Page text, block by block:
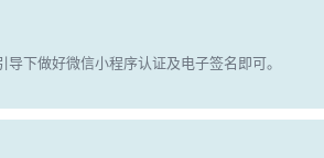
下做好微信小程序认证及电子签名即可。